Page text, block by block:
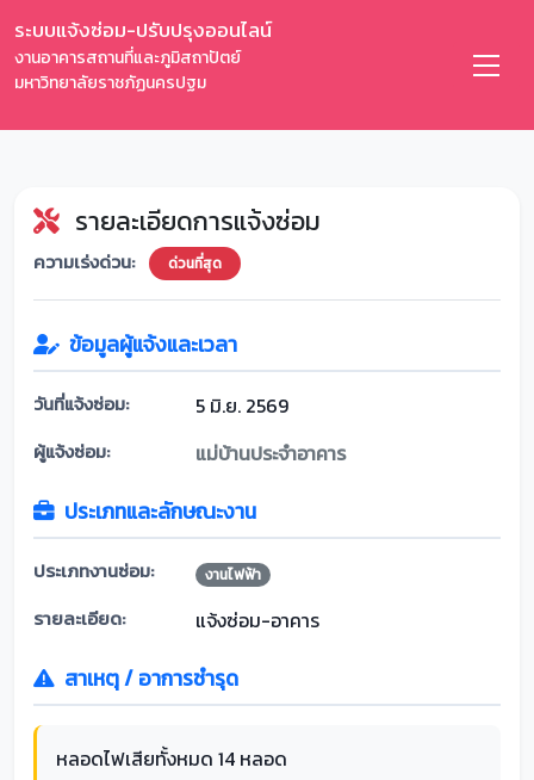
ระบบแจ้งซ่อม-ปรับปรุงออนไลน์
งานอาคารสถานที่และภูมิสถาปัตย์
มหาวิทยาลัยราชภัฏนครปฐม
รายละเอียดการแจ้งซ่อม
ความเร่งด่วน: ด่วนที่สุด
ข้อมูลผู้แจ้งและเวลา
วันที่แจ้งซ่อม: 5 มิ.ย. 2569
ผู้แจ้งซ่อม: แม่บ้านประจำอาคาร
ประเภทและลักษณะงาน
ประเภทงานซ่อม: งานไฟฟ้า
รายละเอียด: แจ้งซ่อม-อาคาร
สาเหตุ / อาการชำรุด
หลอดไฟเสียทั้งหมด 14 หลอด